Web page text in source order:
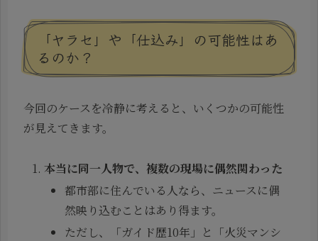
「ヤラセ」や「仕込み」の可能性はあ
るのか？
今回のケースを冷静に考えると、いくつかの可能性
が見えてきます。
本当に同一人物で、複数の現場に偶然関わった
都市部に住んでいる人なら、ニュースに偶
然映り込むことはあり得ます。
ただし、「ガイド歴10年」と「火災マンシ